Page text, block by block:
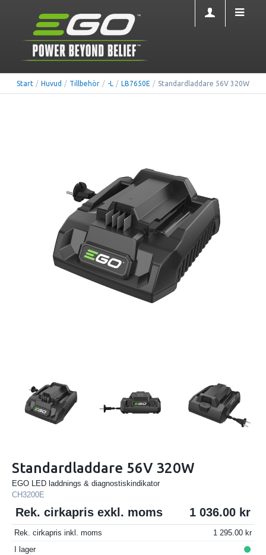
Start / Huvud / Tillbehör / -L / LB7650E / Standardladdare 56V 320W
Standardladdare 56V 320W
EGO LED laddnings & diagnostiskindikator
CH3200E
Rek. cirkapris exkl. moms 1 036.00
Rek. cirkapris inkl. moms
1 295.00
I lager